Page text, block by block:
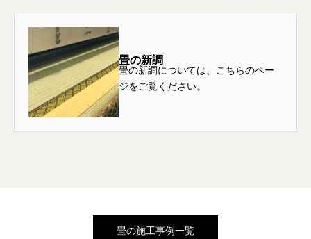
畳の新調
畳の新調については、こちらのペー
ジをご覧ください。
畳の施工事例一覧